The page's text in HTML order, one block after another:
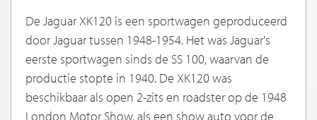
De Jaguar XK120 is een sportwagen geproduceerd
door Jaguar tussen 1948-1954. Het was Jaguar's
eerste sportwagen sinds de SS 100, waarvan de
productie stopte in 1940. De XK120 was
beschikbaar als open 2-zits en roadster op de 1948
London Motor Show, als een show auto voor de